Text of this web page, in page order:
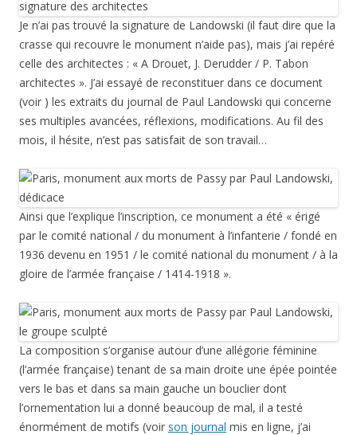
Je n’ai pas trouvé la signature de Landowski (il faut dire que la
crasse qui recouvre le monument n’aide pas), mais j’ai repéré
celle des architectes : « A Drouet, J. Derudder / P. Tabon
architectes ». J’ai essayé de reconstituer dans ce document
(voir ) les extraits du journal de Paul Landowski qui concerne
ses multiples avancées, réflexions, modifications. Au fil des
mois, il hésite, n’est pas satisfait de son travail…
Ainsi que l’explique l’inscription, ce monument a été « érigé
par le comité national / du monument à l’infanterie / fondé en
1936 devenu en 1951 / le comité national du monument / à la
gloire de l’armée française / 1414-1918 ».
La composition s’organise autour d’une allégorie féminine
(l’armée française) tenant de sa main droite une épée pointée
vers le bas et dans sa main gauche un bouclier dont
l’ornementation lui a donné beaucoup de mal, il a testé
énormément de motifs (voir son journal mis en ligne, j’ai